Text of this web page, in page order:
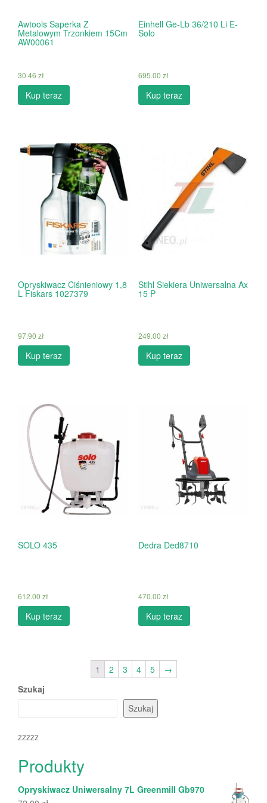
Awtools Saperka Z
Metalowym Trzonkiem 15Cm
AW00061
30.46 zł
Kup teraz
Einhell Ge-Lb 36/210 Li E-
Solo
695.00 zł
Kup teraz
Opryskiwacz Ciśnieniowy 1,8
L Fiskars 1027379
97.90 zł
Kup teraz
Stihl Siekiera Uniwersalna Ax
15 P
249.00 zł
Kup teraz
SOLO 435
612.00 zł
Kup teraz
Dedra Ded8710
470.00 zł
Kup teraz
1 2 3 4 5
→
Szukaj
Szukaj
zzzzz
Produkty
Opryskiwacz Uniwersalny 7L Greenmill Gb970